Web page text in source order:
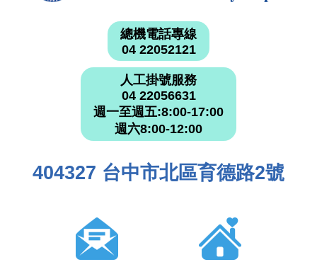
總機電話專線
04 22052121
人工掛號服務
04 22056631
週一至週五:8:00-17:00
週六8:00-12:00
404327 台中市北區育德路2號